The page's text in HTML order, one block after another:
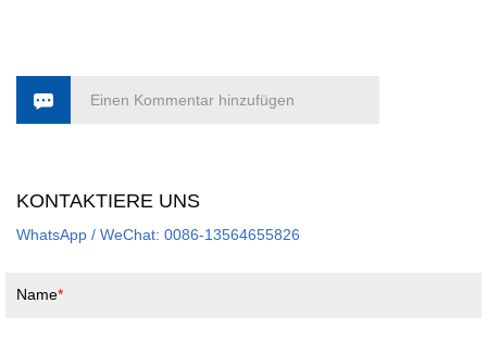
Einen Kommentar hinzufügen
KONTAKTIERE UNS
WhatsApp / WeChat: 0086-13564655826
Name